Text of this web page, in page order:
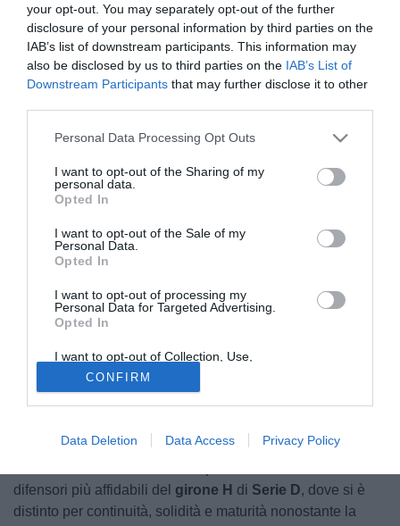
your opt-out. You may separately opt-out of the further
disclosure of your personal information by third parties on the
IAB’s list of downstream participants. This information may
also be disclosed by us to third parties on the IAB’s List of
Downstream Participants that may further disclose it to other
Personal Data Processing Opt Outs
I want to opt-out of the Sharing of my
personal data.
Opted In
I want to opt-out of the Sale of my
Personal Data.
Opted In
I want to opt-out of processing my
Personal Data for Targeted Advertising.
Opted In
I want to opt-out of Collection, Use,
Retention, Sale, and/or Sharing of my
Personal Data that Is Unrelated with the
Purposes for which it was collected.
Opted Out
CONFIRM
Data Deletion Data Access Privacy Policy
Fasano. Secondo quanto raccolto dalla nostra redazione, il
centrale classe 2003 è finito nel mirino di diversi club di
sondare concretamente il terreno per il difensore del club
pugliese. Tra le società più interessate ci sarebbero
Audace CerignolaeTeam Altamura, attente al giovane
profilo in vista della prossima stagione.
difensori più affidabili del girone H di Serie D, dove si è
distinto per continuità, solidità e maturità nonostante la